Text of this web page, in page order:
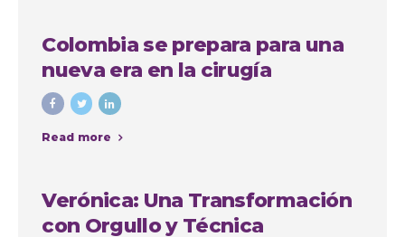
Colombia se prepara para una
nueva era en la cirugía
estética: avanza proyecto de
ley que regula las
intervenciones con fines
Read more
Verónica: Una Transformación
con Orgullo y Técnica